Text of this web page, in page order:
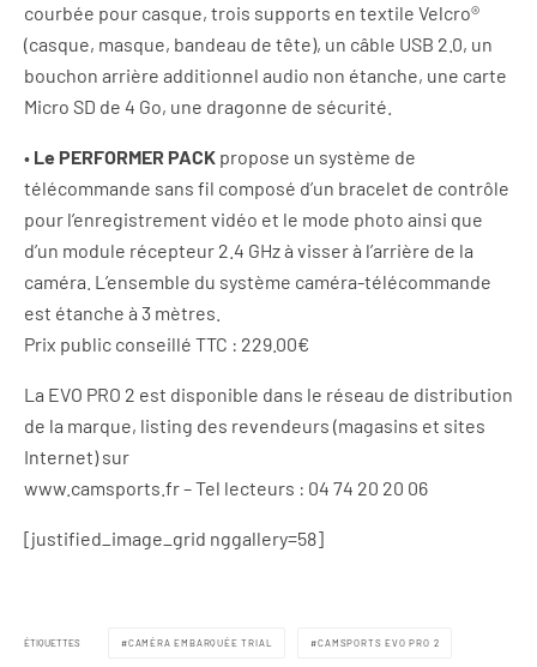
courbée pour casque, trois supports en textile Velcro®
(casque, masque, bandeau de tête), un câble USB 2.0, un
bouchon arrière additionnel audio non étanche, une carte
Micro SD de 4 Go, une dragonne de sécurité.
• Le PERFORMER PACK propose un système de
télécommande sans fil composé d’un bracelet de contrôle
pour l’enregistrement vidéo et le mode photo ainsi que
d’un module récepteur 2.4 GHz à visser à l’arrière de la
caméra. L’ensemble du système caméra-télécommande
est étanche à 3 mètres.
Prix public conseillé TTC : 229.00€
La EVO PRO 2 est disponible dans le réseau de distribution
de la marque, listing des revendeurs (magasins et sites
Internet) sur
www.camsports.fr – Tel lecteurs : 04 74 20 20 06
[justified_image_grid nggallery=58]
ÉTIQUETTES CAMÉRA EMBARQUÉE TRIAL CAMSPORTS EVO PRO 2